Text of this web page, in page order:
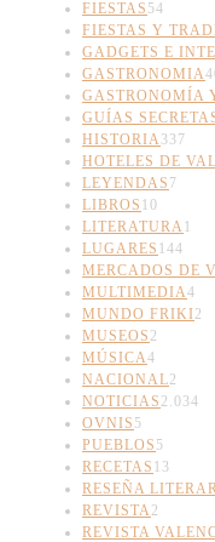
FIESTAS 54
FIESTAS Y
GADGETS E
GASTRONOMIA
GASTRONOMÍA
GUÍAS
HISTORIA 337
HOTELES DE
LEYENDAS 7
LIBROS 10
LITERATURA 1
LUGARES 144
MERCADOS DE
MULTIMEDIA4
MUNDO FRIKI2
MUSEOS 2
MÚSICA4
NACIONAL2
NOTICIAS 2.034
OVNIS 5
PUEBLOS 5
RECETAS 13
RESEÑA
REVISTA 2
REVISTA